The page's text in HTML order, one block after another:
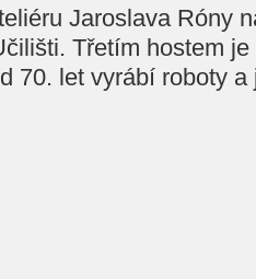
Jaroslava Róny
Třetím hostem
70. let vyrábí roboty